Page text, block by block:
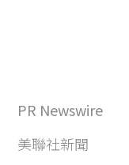
PR Newswire
美聯社新聞